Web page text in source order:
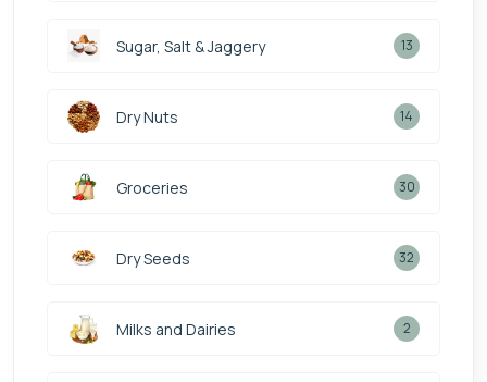
Sugar, Salt & Jaggery 13
Dry Nuts 14
Groceries 30
Dry Seeds 32
Milks and Dairies 2